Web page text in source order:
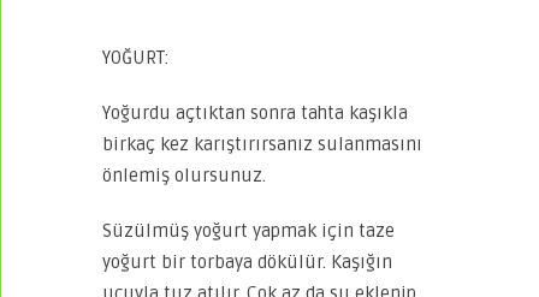
YOĞURT:
Yoğurdu açtıktan sonra tahta kaşıkla
birkaç kez karıştırırsanız sulanmasını
önlemiş olursunuz.
Süzülmüş yoğurt yapmak için taze
yoğurt bir torbaya dökülür. Kaşığın